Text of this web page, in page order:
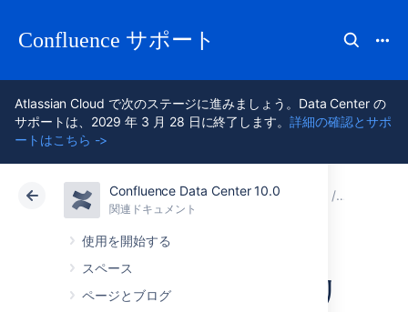
Confluence サポート
Atlassian Cloud で次のステージに進みましょう。Data Center の
サポートは、2029 年 3 月 28 日に終了します。詳細の確認とサポ
ートはこちら ->
Confluence Data Center 10.0
関連ドキュメント
使用を開始する
スペース
ページとブログ
アトラシアン サポート Confluence 10.0
関連ドキュメント
クラウド Data Center 10.0
ショートカット リ